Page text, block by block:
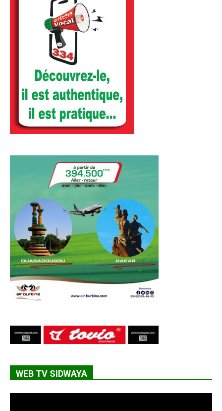
WEB TV SIDWAYA